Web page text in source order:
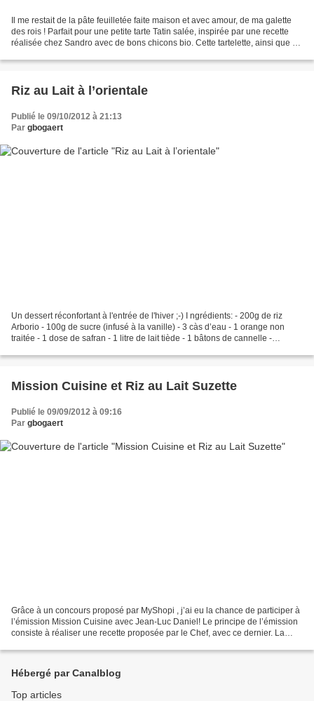
Il me restait de la pâte feuilletée faite maison et avec amour, de ma galette
des rois ! Parfait pour une petite tarte Tatin salée, inspirée par une recette
réalisée chez Sandro avec de bons chicons bio. Cette tartelette, ainsi que sa
Riz au Lait à l’orientale
Publié le 09/10/2012 à 21:13
Par gbogaert
Un dessert réconfortant à l'entrée de l'hiver ;-) I ngrédients: - 200g de riz
Arborio - 100g de sucre (infusé à la vanille) - 3 càs d’eau - 1 orange non
traitée - 1 dose de safran - 1 litre de lait tiède - 1 bâtons de cannelle -
Mission Cuisine et Riz au Lait Suzette
Publié le 09/09/2012 à 09:16
Par gbogaert
Grâce à un concours proposé par MyShopi , j’ai eu la chance de participer à
l’émission Mission Cuisine avec Jean-Luc Daniel! Le principe de l’émission
consiste à réaliser une recette proposée par le Chef, avec ce dernier. La
Hébergé par Canalblog
Top articles